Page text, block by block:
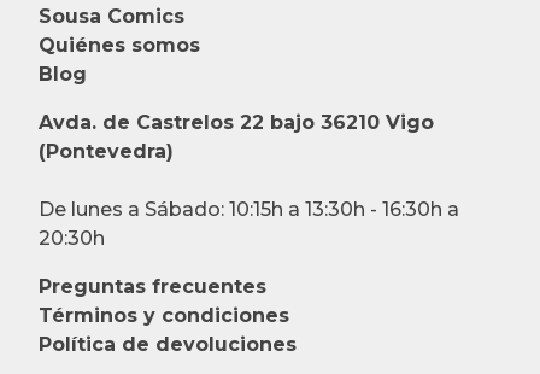
Sousa Comics
Quiénes somos
Blog
Avda. de Castrelos 22 bajo 36210 Vigo
(Pontevedra)
De lunes a Sábado: 10:15h a 13:30h - 16:30h a
20:30h
Preguntas frecuentes
Términos y condiciones
Política de devoluciones